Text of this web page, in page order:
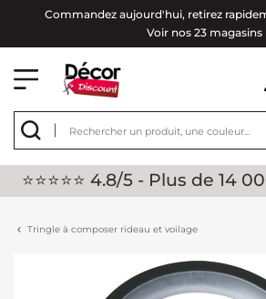
Commandez aujourd'hui, retirez
Voir nos 23 magasins
⭐⭐⭐⭐⭐ 4.8/5 - Plus de 14
Tringle à composer rideau et voilage